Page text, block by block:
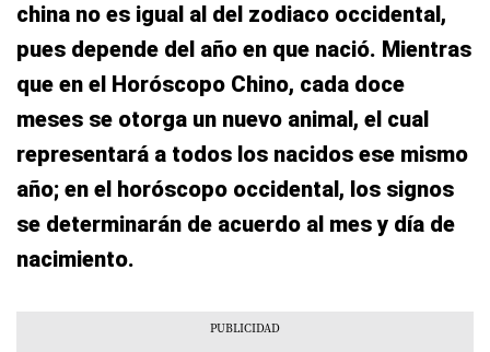
china no es igual al del zodiaco occidental,
pues depende del año en que nació. Mientras
que en el Horóscopo Chino, cada doce
meses se otorga un nuevo animal, el cual
representará a todos los nacidos ese mismo
año; en el horóscopo occidental, los signos
se determinarán de acuerdo al mes y día de
nacimiento.